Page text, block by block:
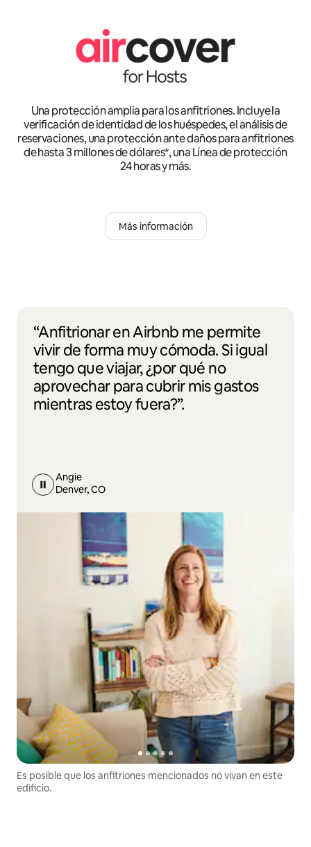
Una protección amplia para los anfitriones. Incluye la
verificación de identidad de los huéspedes, el análisis de
reservaciones, una protección ante daños para anfitriones
de hasta 3 millones de dólares*, una Línea de protección
24 horas y más.
Más información
“Anfitrionar en Airbnb me permite
vivir de forma muy cómoda. Si igual
tengo que viajar, ¿por qué no
aprovechar para cubrir mis gastos
mientras estoy fuera?”.
Angie
Denver, CO
Es posible que los anfitriones mencionados no vivan en este
edificio.